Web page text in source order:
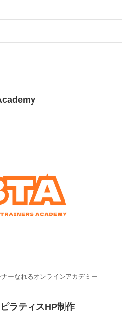
ーなれるオンラインアカデミー
ラティスHP制作